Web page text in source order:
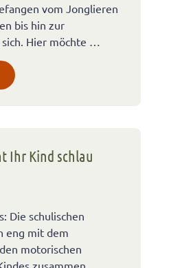
vom Jonglieren
bis hin zur
Hier möchte …
Ihr Kind schlau
Die schulischen
eng mit dem
motorischen